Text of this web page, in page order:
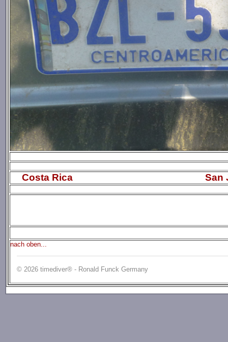
Costa Rica San
nach oben...
© 2026 timediver® - Ronald Funck Germany